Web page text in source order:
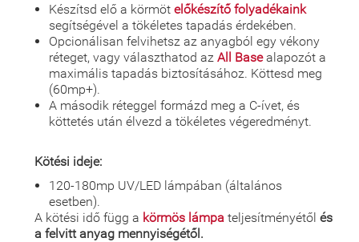
Készítsd elő a körmöt előkészítő folyadékaink
segítségével a tökéletes tapadás érdekében.
Opcionálisan felvihetsz az anyagból egy vékony
réteget, vagy választhatod az All Basealapozót a
maximális tapadás biztosításához. Köttesd meg
(60mp+).
A második réteggel formázd meg a C-ívet, és
köttetés után élvezd a tökéletes végeredményt.
Kötési ideje:
120-180mp UV/LED lámpában (általános
esetben).
A kötési idő függ a körmös lámpa teljesítményétől és
a felvitt anyag mennyiségétől.